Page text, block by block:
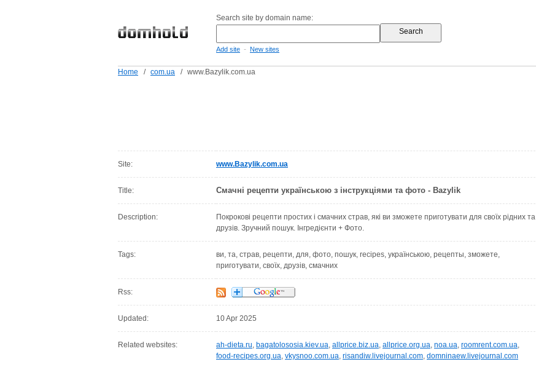
Search site by domain name:
Add site - New sites
Home / com.ua / www.Bazylik.com.ua
Site: www.Bazylik.com.ua
Title: Смачні рецепти українською з інструкціями та фото - Bazylik
Description:
Покрокові рецепти простих і смачних страв, які ви зможете приготувати для своїх рідних та
друзів. Зручний пошук. Інгредієнти + Фото.
Tags:
ви, та, страв, рецепти, для, фото, пошук, recipes, українською, рецепты, зможете,
приготувати, своїх, друзів, смачних
Rss:
Updated: 10 Apr 2025
Related websites: ah-dieta.ru, bagatolososia.kiev.ua, allprice.biz.ua, allprice.org.ua, noa.ua, roomrent.com.ua,
food-recipes.org.ua, vkysnoo.com.ua, risandiw.livejournal.com, domninaew.livejournal.com